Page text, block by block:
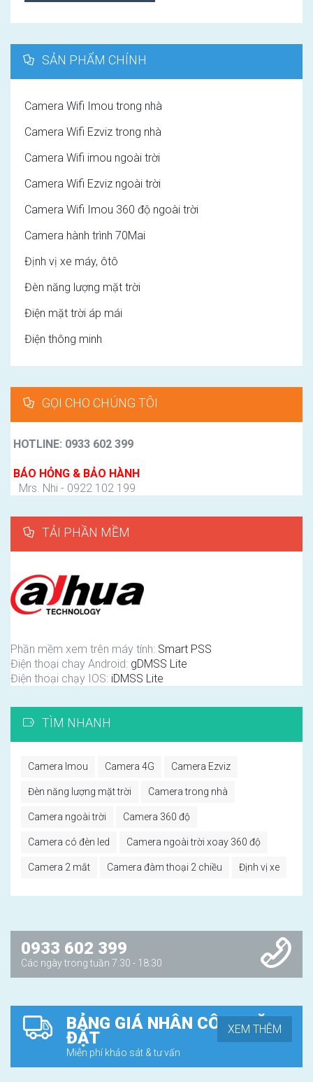
SẢN PHẨM CHÍNH
Camera Wifi Imou trong nhà
Camera Wifi Ezviz trong nhà
Camera Wifi imou ngoài trời
Camera Wifi Ezviz ngoài trời
Camera Wifi Imou 360 độ ngoài trời
Camera hành trình 70Mai
Định vị xe máy, ôtô
Đèn năng lượng mặt trời
Điện mặt trời áp mái
Điện thông minh
GỌI CHO CHÚNG TÔI
HOTLINE: 0933 602 399
BÁO HỎNG & BẢO HÀNH
Mrs. Nhi - 0922 102 199
TẢI PHẦN MỀM
Phần mềm xem trên máy tính: Smart PSS
Điện thoại chay Android: gDMSS Lite
Điện thoại chạy IOS: iDMSS Lite
TÌM NHANH
Camera Imou Camera 4G Camera Ezviz
Đèn năng lượng mặt trời Camera trong nhà
Camera ngoài trời Camera 360 độ
Camera có đèn led Camera ngoài trời xoay 360 độ
Camera 2 mắt Camera đàm thoại 2 chiều Định vị xe
0933 602 399
Các ngày trong tuần 7:30 - 18:30
BẢNG GIÁ NHÂN CÔNG LẶP
ĐẶT
Miễn phí khảo sát & tư vấn
XEM THÊM